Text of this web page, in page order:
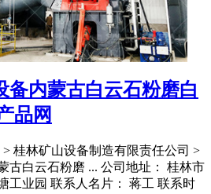
备内蒙古白云石粉磨白
品网
桂林矿山设备制造有限责任公司 >
古白云石粉磨 ... 公司地址： 桂林市
工业园 联系人名片： 蒋工 联系时